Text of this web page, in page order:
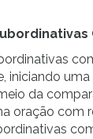
iniciando
da
oração com